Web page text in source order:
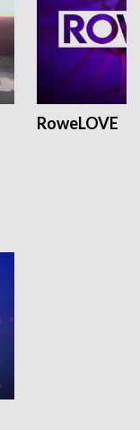
RoweLOVE